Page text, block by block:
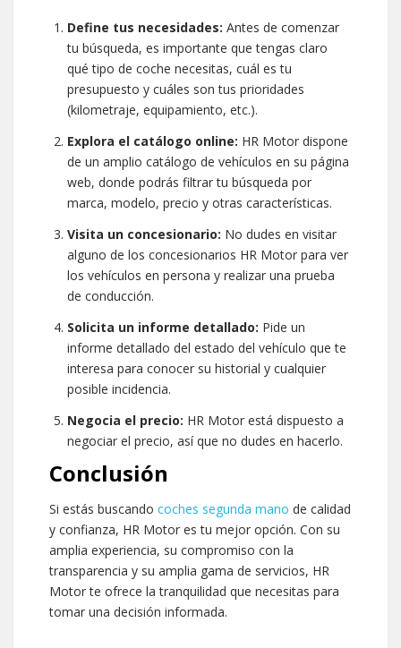
Define tus necesidades: Antes de comenzar
tu búsqueda, es importante que tengas claro
qué tipo de coche necesitas, cuál es tu
presupuesto y cuáles son tus prioridades
(kilometraje, equipamiento, etc.).
Explora el catálogo online: HR Motor dispone
de un amplio catálogo de vehículos en su página
web, donde podrás filtrar tu búsqueda por
marca, modelo, precio y otras características.
Visita un concesionario: No dudes en visitar
alguno de los concesionarios HR Motor para ver
los vehículos en persona y realizar una prueba
de conducción.
Solicita un informe detallado: Pide un
informe detallado del estado del vehículo que te
interesa para conocer su historial y cualquier
posible incidencia.
Negocia el precio: HR Motor está dispuesto a
negociar el precio, así que no dudes en hacerlo.
Conclusión
Si estás buscando coches segunda mano de calidad
y confianza, HR Motor es tu mejor opción. Con su
amplia experiencia, su compromiso con la
transparencia y su amplia gama de servicios, HR
Motor te ofrece la tranquilidad que necesitas para
tomar una decisión informada.